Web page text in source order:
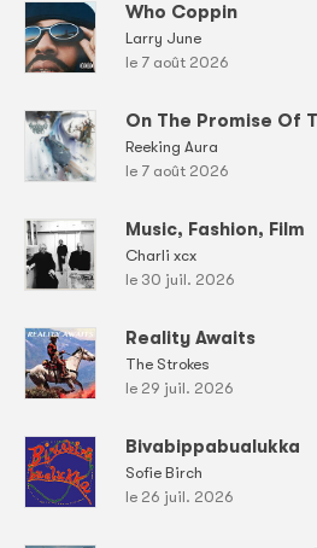
Who Coppin
Larry June
le 7 août 2026
On The Promise Of
Reeking Aura
le 7 août 2026
Music, Fashion, Film
Charli xcx
le 30 juil. 2026
Reality Awaits
The Strokes
le 29 juil. 2026
Bivabippabualukka
Sofie Birch
le 26 juil. 2026